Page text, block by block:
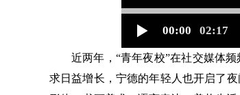
00:00 02:17
近两年，“青年夜校”在社交媒体
求日益增长，宁德的年轻人也开启了